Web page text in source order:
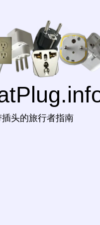
插头的旅行者指南